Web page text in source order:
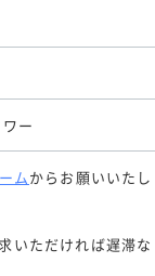
ー
ムからお願いいたし
いただければ遅滞な